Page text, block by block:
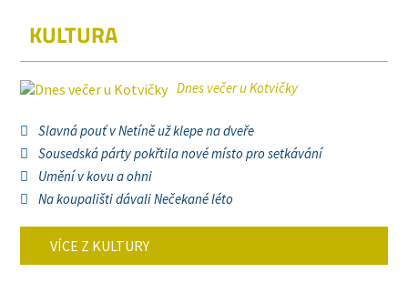
KULTURA
Dnes večer u Kotvičky
Slavná pouť v Netíně už klepe na dveře
Sousedská párty pokřtila nové místo pro setkávání
Umění v kovu a ohni
Na koupališti dávali Nečekané léto
VÍCE Z KULTURY